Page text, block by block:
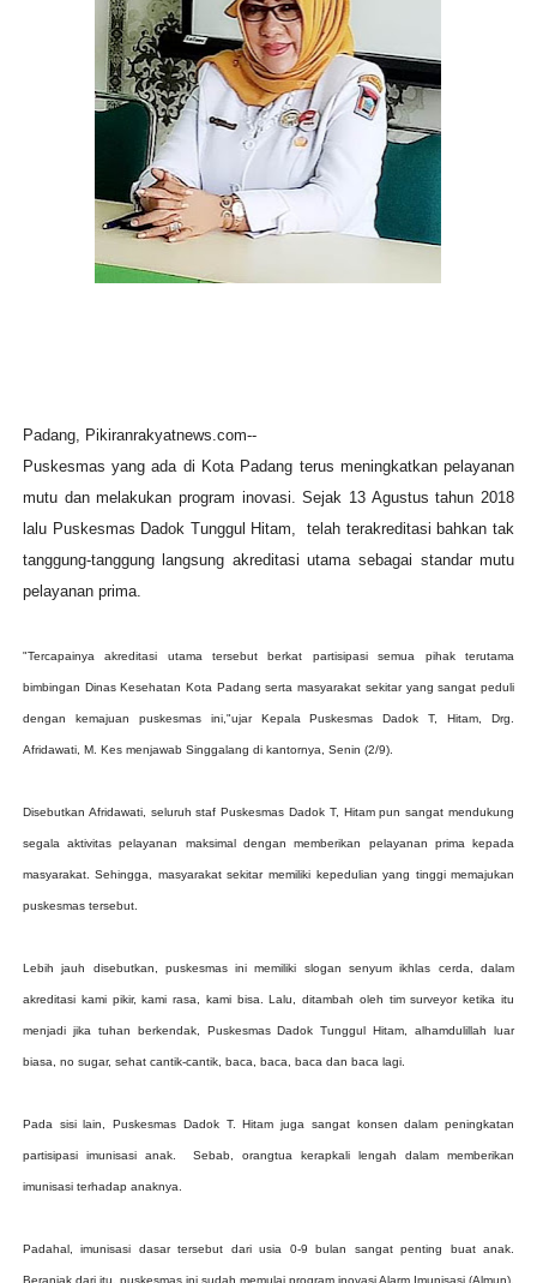
Padang, Pikiranrakyatnews.com--
Puskesmas yang ada di Kota Padang terus meningkatkan pelayanan
mutu dan melakukan program inovasi. Sejak 13 Agustus tahun 2018
lalu Puskesmas Dadok Tunggul Hitam, telah terakreditasi bahkan tak
tanggung-tanggung langsung akreditasi utama sebagai standar mutu
pelayanan prima.
"Tercapainya akreditasi utama tersebut berkat partisipasi semua pihak terutama
bimbingan Dinas Kesehatan Kota Padang serta masyarakat sekitar yang sangat peduli
dengan kemajuan puskesmas ini,"ujar Kepala Puskesmas Dadok T, Hitam, Drg.
Afridawati, M. Kes menjawab Singgalang di kantornya, Senin (2/9).
Disebutkan Afridawati, seluruh staf Puskesmas Dadok T, Hitam pun sangat mendukung
segala aktivitas pelayanan maksimal dengan memberikan pelayanan prima kepada
masyarakat. Sehingga, masyarakat sekitar memiliki kepedulian yang tinggi memajukan
puskesmas tersebut.
Lebih jauh disebutkan, puskesmas ini memiliki slogan senyum ikhlas cerda, dalam
akreditasi kami pikir, kami rasa, kami bisa. Lalu, ditambah oleh tim surveyor ketika itu
menjadi jika tuhan berkendak, Puskesmas Dadok Tunggul Hitam, alhamdulillah luar
biasa, no sugar, sehat cantik-cantik, baca, baca, baca dan baca lagi.
Pada sisi lain, Puskesmas Dadok T. Hitam juga sangat konsen dalam peningkatan
partisipasi imunisasi anak. Sebab, orangtua kerapkali lengah dalam memberikan
imunisasi terhadap anaknya.
Padahal, imunisasi dasar tersebut dari usia 0-9 bulan sangat penting buat anak.
Beranjak dari itu, puskesmas ini sudah memulai program inovasi Alarm Imunisasi (Almun).